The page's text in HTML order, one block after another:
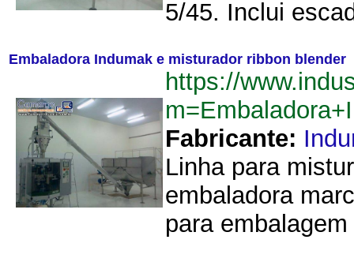
5/45. Inclui
Embaladora Indumak e misturador ribbon blender
https://
Fabricante:
Linha para
embaladora
para